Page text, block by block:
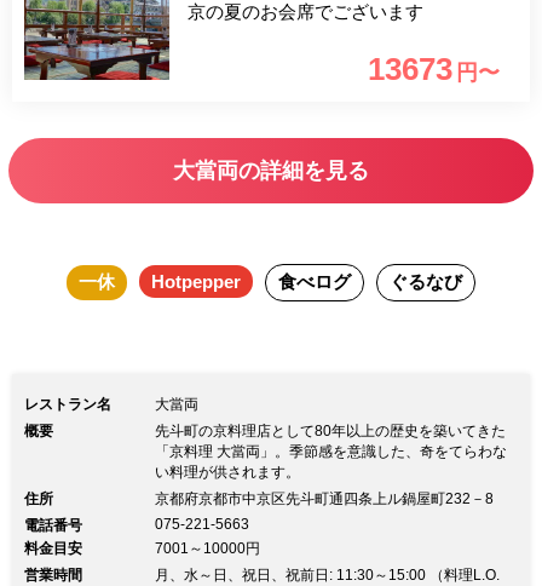
京の夏のお会席でございます
13673 円〜
大當両の詳細を見る
一休 Hotpepper 食べログ ぐるなび
レストラン名
大當両
概要
先斗町の京料理店として80年以上の歴史を築いてきた
「京料理 大當両」。季節感を意識した、奇をてらわな
い料理が供されます。
住所
京都府京都市中京区先斗町通四条上ル鍋屋町232－8
電話番号
075-221-5663
料金目安
7001～10000円
営業時間
月、水～日、祝日、祝前日: 11:30～15:00 （料理L.O.